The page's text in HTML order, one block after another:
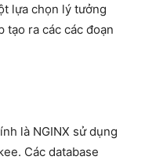
lựa chọn lý tưởng
tạo ra các các đoạn
là NGINX sử dụng
Các database